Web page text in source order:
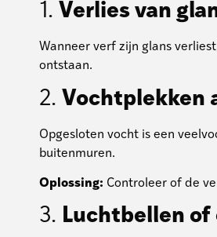
1. Verlies van
Wanneer verf zijn glans
ontstaan.
2. Vochtplekken
Opgesloten vocht is een
buitenmuren.
Oplossing: Controleer of de
3. Luchtbellen of